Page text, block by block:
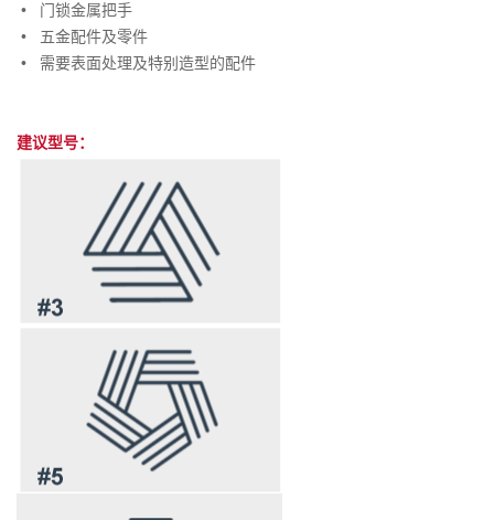
• 门锁金属把手
• 五金配件及零件
• 需要表面处理及特别造型的配件
建议型号：